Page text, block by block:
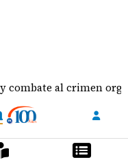
al crimen organizado,